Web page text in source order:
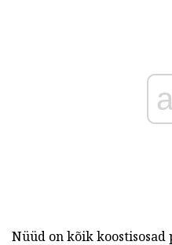
Nüüd on kõik